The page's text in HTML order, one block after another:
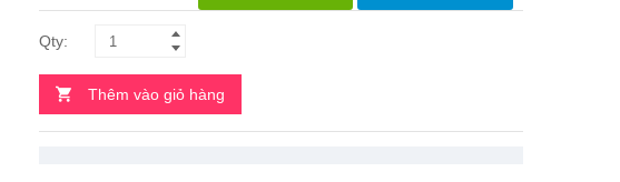
Thêm vào giỏ hàng